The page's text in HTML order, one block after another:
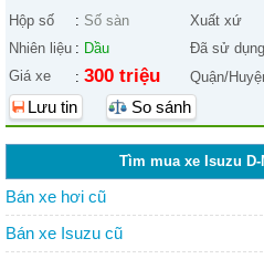
Hộp số : Số sàn Xuất xứ
Nhiên liệu : Dầu Đã sử dụng
Giá xe
: 300 triệu Quận/
Lưu tin So sánh
Tìm mua xe Isuzu
Bán xe hơi cũ
Bán xe Isuzu cũ